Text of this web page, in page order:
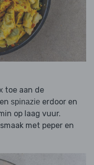
toe aan de
en spinazie erdoor en
op laag vuur.
met peper en